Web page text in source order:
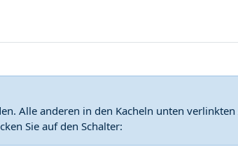
Alle anderen in den Kacheln unten
Sie auf den Schalter: